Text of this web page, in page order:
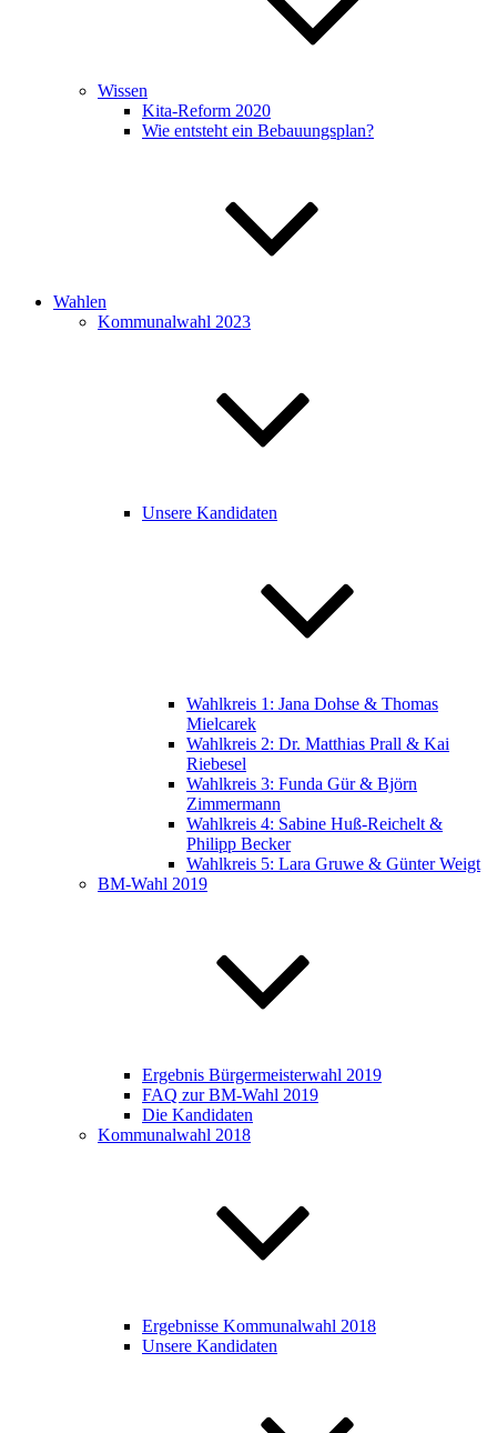
Wissen
Kita-Reform 2020
Wie entsteht ein Bebauungsplan?
Wahlen
Kommunalwahl 2023
Unsere Kandidaten
Wahlkreis 1: Jana Dohse & Thomas
Mielcarek
Wahlkreis 2: Dr. Matthias Prall & Kai
Riebesel
Wahlkreis 3: Funda Gür & Björn
Zimmermann
Wahlkreis 4: Sabine Huß-Reichelt &
Philipp Becker
Wahlkreis 5: Lara Gruwe & Günter Weigt
BM-Wahl 2019
Ergebnis Bürgermeisterwahl 2019
FAQ zur BM-Wahl 2019
Die Kandidaten
Kommunalwahl 2018
Ergebnisse Kommunalwahl 2018
Unsere Kandidaten